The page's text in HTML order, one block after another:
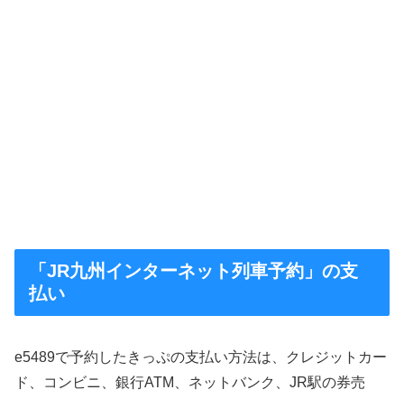
「JR九州インターネット列車予約」の支
払い
e5489で予約したきっぷの支払い方法は、クレジットカー
ド、コンビニ、銀行ATM、ネットバンク、JR駅の券売